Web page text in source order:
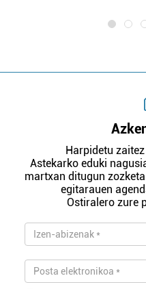
Harpidetu
Astekarko eduki
martxan ditugun
egitarauen
Ostiralero zure